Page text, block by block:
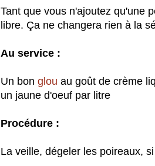
Tant que vous n'ajoutez qu'une
libre. Ça ne changera rien à la
Au service :
Un bon glou au goût de crème
un jaune d'oeuf par litre
Procédure :
La veille, dégeler les poireaux,